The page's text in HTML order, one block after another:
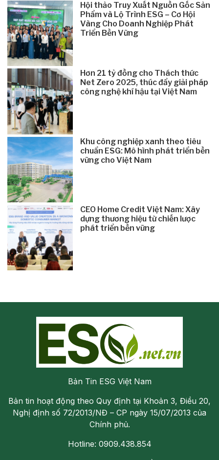
Hội thảo Truy Xuất Nguồn Gốc Sản
Phẩm và Lộ Trình ESG – Cơ Hội
Vàng Cho Doanh Nghiệp Phát
Triển Bền Vững
Hơn 21 tỷ đồng cho Thách thức
Net Zero 2025, thúc đẩy giải pháp
công nghệ khí hậu tại Việt Nam
Khu công nghiệp xanh theo tiêu
chuẩn ESG: Mô hình phát triển bền
vững cho Việt Nam
CEO Home Credit Việt Nam: Xây
dựng thương hiệu từ chiến lược
phát triển bền vững
Bản Tin ESG Việt Nam
Bản tin hoạt động theo Quy định tại Khoản 3, Điều 20,
Nghị định số 72/2013/NĐ – CP ngày 15/07/2013 của
Chính phủ.
Hotline: 0909.438.854